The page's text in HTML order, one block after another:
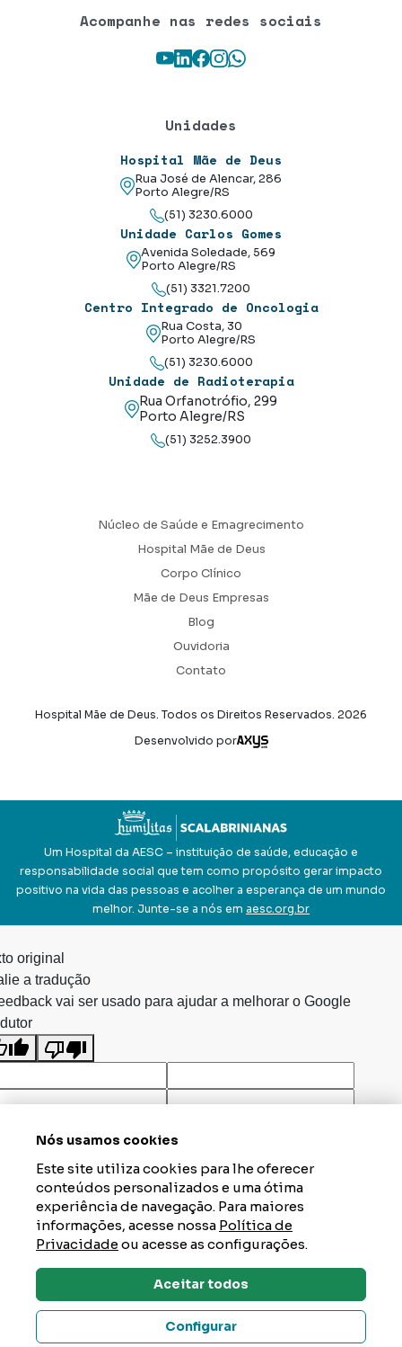
Acompanhe nas redes sociais
Youtube
LinkedIn
Facebook
Instagram
WhatsApp
Unidades
Hospital Mãe de Deus
Rua José de Alencar, 286
Porto Alegre/RS
(51) 3230.6000
Unidade Carlos Gomes
Avenida Soledade, 569
Porto Alegre/RS
(51) 3321.7200
Centro Integrado de Oncologia
Rua Costa, 30
Porto Alegre/RS
(51) 3230.6000
Unidade de Radioterapia
Rua Orfanotrófio, 299
Porto Alegre/RS
(51) 3252.3900
Núcleo de Saúde e Emagrecimento
Hospital Mãe de Deus
Corpo Clínico
Mãe de Deus Empresas
Blog
Ouvidoria
Contato
Hospital Mãe de Deus. Todos os Direitos Reservados. 2026
Desenvolvido por
Axysweb
Um Hospital da AESC – instituição de saúde, educação e
responsabilidade social que tem como propósito gerar impacto
positivo na vida das pessoas e acolher a esperança de um mundo
melhor. Junte-se a nós em aesc.org.br
Dúvidas? Tire Aqui
original
a tradução
vai ser usado para ajudar a melhorar o Google
Nós usamos cookies
Este site utiliza cookies para lhe oferecer
conteúdos personalizados e uma ótima
experiência de navegação. Para maiores
informações, acesse nossa Política de
Privacidadeou acesse as configurações.
Aceitar todos
Configurar